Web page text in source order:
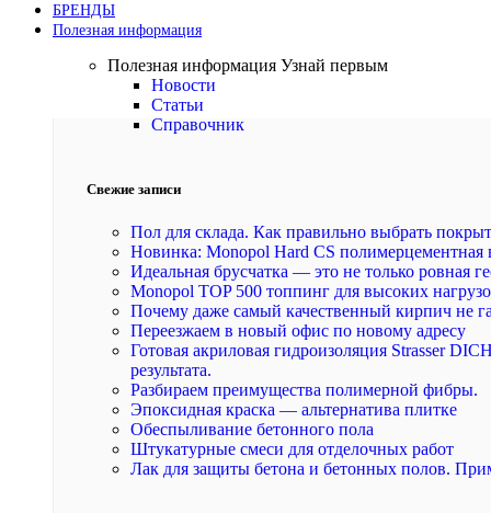
БРЕНДЫ
Полезная информация
Полезная информация Узнай первым
Новости
Статьи
Справочник
Свежие записи
Пол для склада. Как правильно выбрать
Новинка: Monopol Hard CS полимерцементная
Идеальная брусчатка — это не только ровная
Monopol TOP 500 топпинг для высоких
Почему даже самый качественный кирпич не
Переезжаем в новый офис по новому адресу
Готовая акриловая гидроизоляция Strasser
результата.
Разбираем преимущества полимерной фибры.
Эпоксидная краска — альтернатива плитке
Обеспыливание бетонного пола
Штукатурные смеси для отделочных работ
Лак для защиты бетона и бетонных полов.